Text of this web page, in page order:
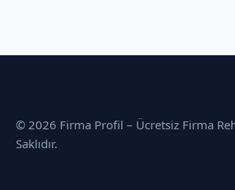
© 2026 Firma Profil – Ücretsiz Firma
Saklıdır.